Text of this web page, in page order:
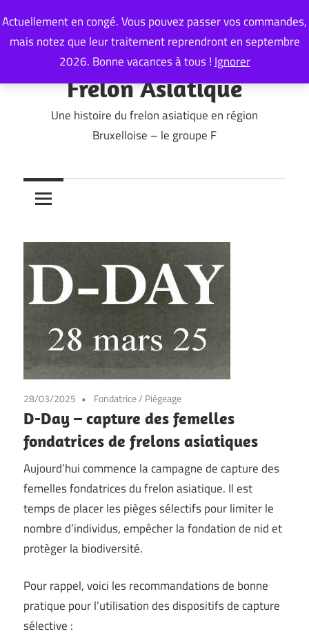
Actuellement en congé. Vous pouvez passer vos commandes,
mais notez que leur traitement reprendront en septembre
2026. Bonne vacances à tous ! Ignorer
to
content
Frelon Asiatique
Une histoire du frelon asiatique en région
Bruxelloise – le groupe F
28/03/2025 Fondatrice/ Piégeage
D-Day – capture des femelles
fondatrices de frelons asiatiques
Aujourd’hui commence la campagne de capture des
femelles fondatrices du frelon asiatique. Il est
temps de placer les pièges sélectifs pour limiter le
nombre d’individus, empêcher la fondation de nid et
protèger la biodiversité.
Pour rappel, voici les recommandations de bonne
pratique pour l’utilisation des dispositifs de capture
sélective :